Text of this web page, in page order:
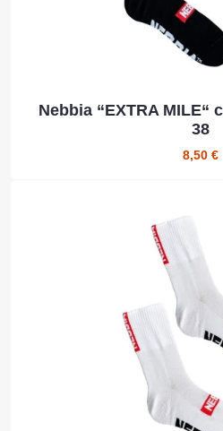
Nebbia “EXTRA MILE“
38
8,50 €